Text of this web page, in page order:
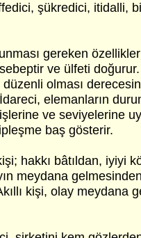
şükredici, itidalli,
gereken
ve ülfeti doğurur.
olması
elemanların
ve seviyelerine
baş gösterir.
hakkı bâtıldan, iyiyi
meydana
kişi, olay meydana